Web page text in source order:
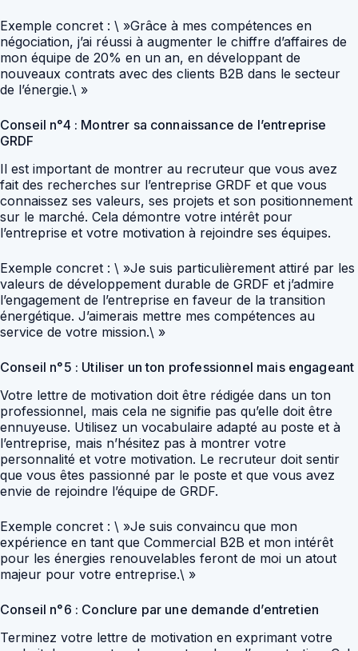
Exemple concret : \ »Grâce à mes compétences en
négociation, j’ai réussi à augmenter le chiffre d’affaires de
mon équipe de 20% en un an, en développant de
nouveaux contrats avec des clients B2B dans le secteur
de l’énergie.\ »
Conseil n°4 : Montrer sa connaissance de l’entreprise
GRDF
Il est important de montrer au recruteur que vous avez
fait des recherches sur l’entreprise GRDF et que vous
connaissez ses valeurs, ses projets et son positionnement
sur le marché. Cela démontre votre intérêt pour
l’entreprise et votre motivation à rejoindre ses équipes.
Exemple concret : \ »Je suis particulièrement attiré par les
valeurs de développement durable de GRDF et j’admire
l’engagement de l’entreprise en faveur de la transition
énergétique. J’aimerais mettre mes compétences au
service de votre mission.\ »
Conseil n°5 : Utiliser un ton professionnel mais engageant
Votre lettre de motivation doit être rédigée dans un ton
professionnel, mais cela ne signifie pas qu’elle doit être
ennuyeuse. Utilisez un vocabulaire adapté au poste et à
l’entreprise, mais n’hésitez pas à montrer votre
personnalité et votre motivation. Le recruteur doit sentir
que vous êtes passionné par le poste et que vous avez
envie de rejoindre l’équipe de GRDF.
Exemple concret : \ »Je suis convaincu que mon
expérience en tant que Commercial B2B et mon intérêt
pour les énergies renouvelables feront de moi un atout
majeur pour votre entreprise.\ »
Conseil n°6 : Conclure par une demande d’entretien
Terminez votre lettre de motivation en exprimant votre